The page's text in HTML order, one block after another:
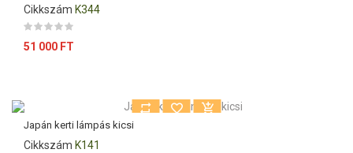
Cikkszám K344
Ár
51 000 FT
Japán kerti lámpás kicsi
Cikkszám K141